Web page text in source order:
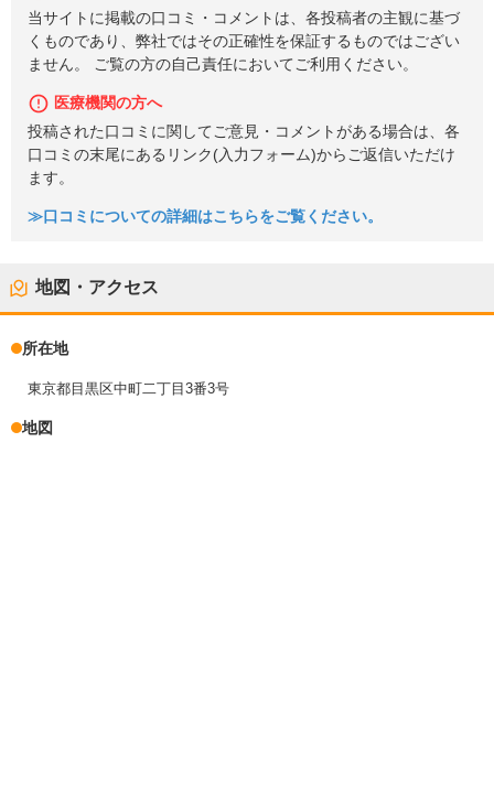
当サイトに掲載の口コミ・コメントは、各投稿者の主観に基づ
くものであり、弊社ではその正確性を保証するものではござい
ません。 ご覧の方の自己責任においてご利用ください。
医療機関の方へ
投稿された口コミに関してご意見・コメントがある場合は、各
口コミの末尾にあるリンク(入力フォーム)からご返信いただけ
ます。
≫口コミについての詳細はこちらをご覧ください。
地図・アクセス
所在地
東京都目黒区中町二丁目3番3号
地図